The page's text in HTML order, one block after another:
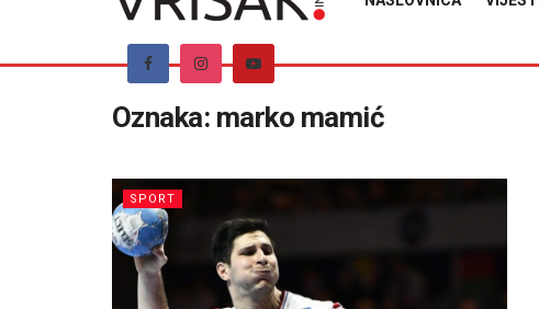
Oznaka: marko mamić
SPORT